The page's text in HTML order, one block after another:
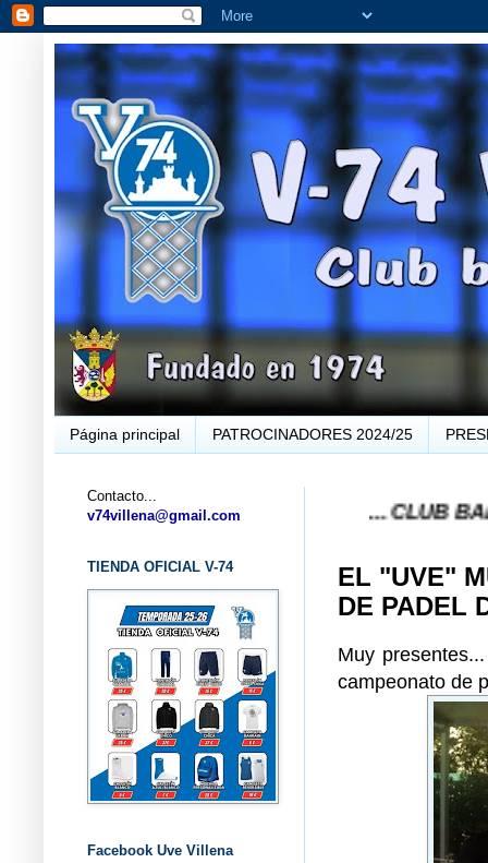
Página principal PATROCINADORES 2024/25
... CLUB
EL "UVE"
DE PADEL
Muy
campeonato de
Contacto...
v74villena@gmail.com
TIENDA OFICIAL V-74
Facebook Uve Villena